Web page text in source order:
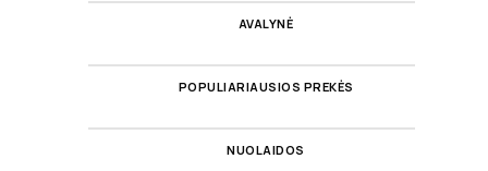
AVALYNĖ
POPULIARIAUSIOS PREKĖS
NUOLAIDOS